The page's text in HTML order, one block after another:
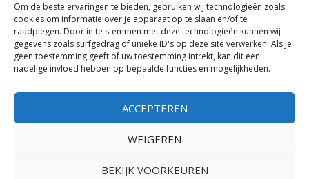
Om de beste ervaringen te bieden, gebruiken wij technologieën zoals
cookies om informatie over je apparaat op te slaan en/of te
raadplegen. Door in te stemmen met deze technologieën kunnen wij
gegevens zoals surfgedrag of unieke ID's op deze site verwerken. Als je
geen toestemming geeft of uw toestemming intrekt, kan dit een
nadelige invloed hebben op bepaalde functies en mogelijkheden.
ACCEPTEREN
WEIGEREN
BEKIJK VOORKEUREN
Ontworpen doorElegant Themes| Mogelijk gemaakt door
WordPress